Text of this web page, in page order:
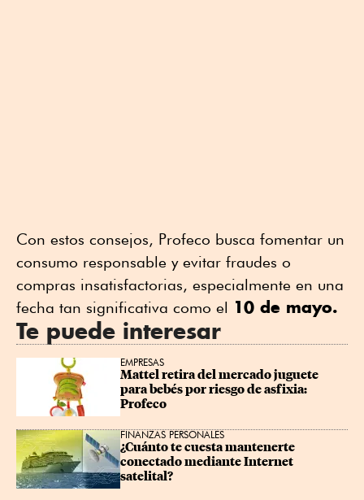
Con estos consejos, Profeco busca fomentar un
consumo responsable y evitar fraudes o
compras insatisfactorias, especialmente en una
fecha tan significativa como el 10 de mayo.
Te puede interesar
EMPRESAS
Mattel retira del mercado juguete
para bebés por riesgo de asfixia:
Profeco
FINANZAS PERSONALES
¿Cuánto te cuesta mantenerte
conectado mediante Internet
satelital?